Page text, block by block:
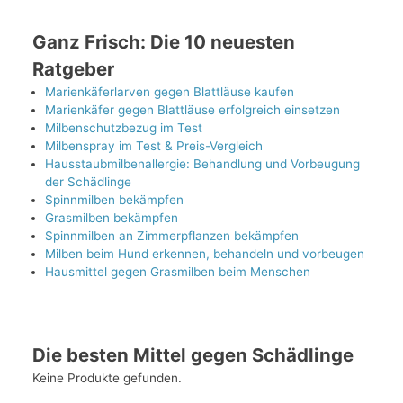
Ganz Frisch: Die 10 neuesten
Ratgeber
Marienkäferlarven gegen Blattläuse kaufen
Marienkäfer gegen Blattläuse erfolgreich einsetzen
Milbenschutzbezug im Test
Milbenspray im Test & Preis-Vergleich
Hausstaubmilbenallergie: Behandlung und Vorbeugung
der Schädlinge
Spinnmilben bekämpfen
Grasmilben bekämpfen
Spinnmilben an Zimmerpflanzen bekämpfen
Milben beim Hund erkennen, behandeln und vorbeugen
Hausmittel gegen Grasmilben beim Menschen
Die besten Mittel gegen Schädlinge
Keine Produkte gefunden.